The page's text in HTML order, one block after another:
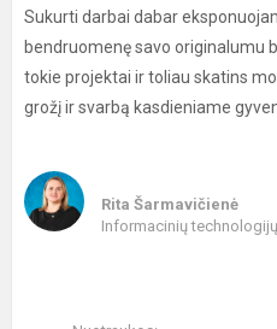
Sukurti darbai dabar
bendruomenę savo originalumu
tokie projektai ir toliau skatins
grožį ir svarbą kasdieniame
Rita Šarmavičienė
Informacinių